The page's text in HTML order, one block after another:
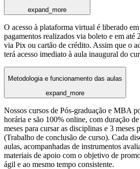
expand_more
O acesso à plataforma virtual é liberado
pagamentos realizados via boleto e em até
via Pix ou cartão de crédito. Assim que o
terá acesso imediato à aula inaugural do
Metodologia e funcionamento das aulas
expand_more
Nossos cursos de Pós-graduação e MBA
horária e são 100% online, com duração
meses para cursar as disciplinas e 3 meses
(Trabalho de conclusão de curso). Cada
aulas, acompanhadas de instrumentos
materiais de apoio com o objetivo de
ágil e ao mesmo tempo consistente.